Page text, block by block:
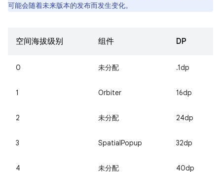
可能会随着未来版本的发布而发生变化。
空间海拔级别 组件 DP
0 未分配 .1dp
1 Orbiter 16dp
2 未分配 24dp
3 SpatialPopup 32dp
4 未分配 40dp